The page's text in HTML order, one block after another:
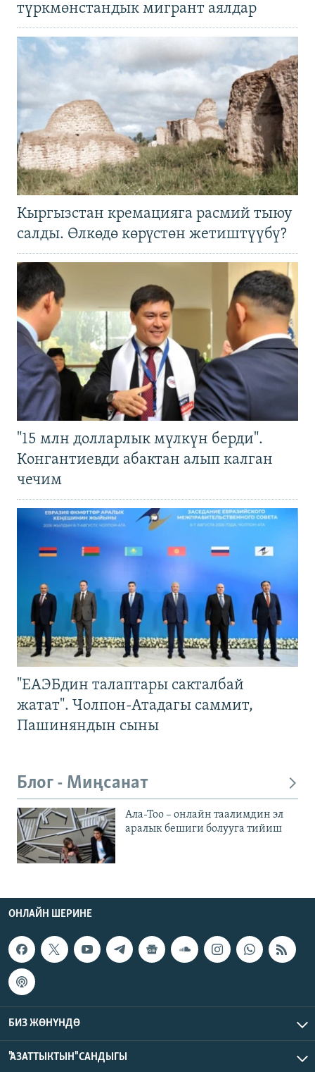
түркмөнстандык мигрант аялдар
Кыргызстан кремацияга расмий тыюу
салды. Өлкөдө көрүстөн жетиштүүбү?
"15 млн долларлык мүлкүн берди".
Конгантиевди абактан алып калган
чечим
"ЕАЭБдин талаптары сакталбай
жатат". Чолпон-Атадагы саммит,
Пашиняндын сыны
Блог - Миңсанат
Ала-Тоо – онлайн таалимдин эл
аралык бешиги болууга тийиш
ОНЛАЙН ШЕРИНЕ
БИЗ ЖӨНҮНДӨ
"АЗАТТЫКТЫН" САНДЫГЫ